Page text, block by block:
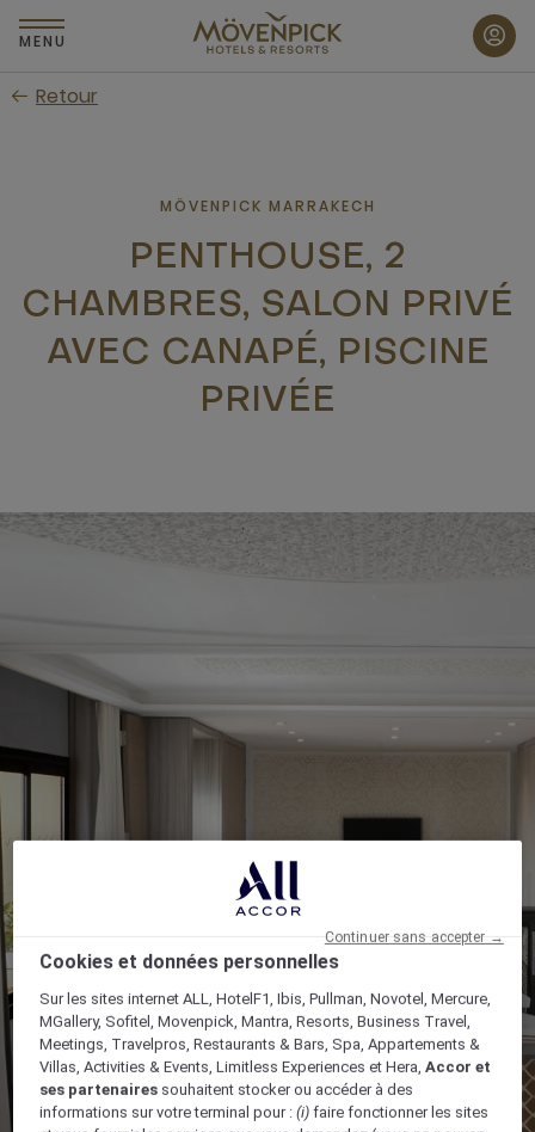
Passer
au
principal
MENU
Retour
MÖVENPICK MARRAKECH
PENTHOUSE, 2
CHAMBRES, SALON PRIVÉ
AVEC CANAPÉ, PISCINE
PRIVÉE
Cookies et données personnelles
Sur les sites internet ALL, HotelF1, Ibis, Pullman, Novotel, Mercure,
MGallery, Sofitel, Movenpick, Mantra, Resorts, Business Travel,
Meetings, Travelpros, Restaurants & Bars, Spa, Appartements &
Villas, Activities & Events, Limitless Experiences et Hera,Accor et
ses partenaires souhaitent stocker ou accéder à des
informations sur votre terminal pour :(i) faire fonctionner les sites
Continuer sans accepter →